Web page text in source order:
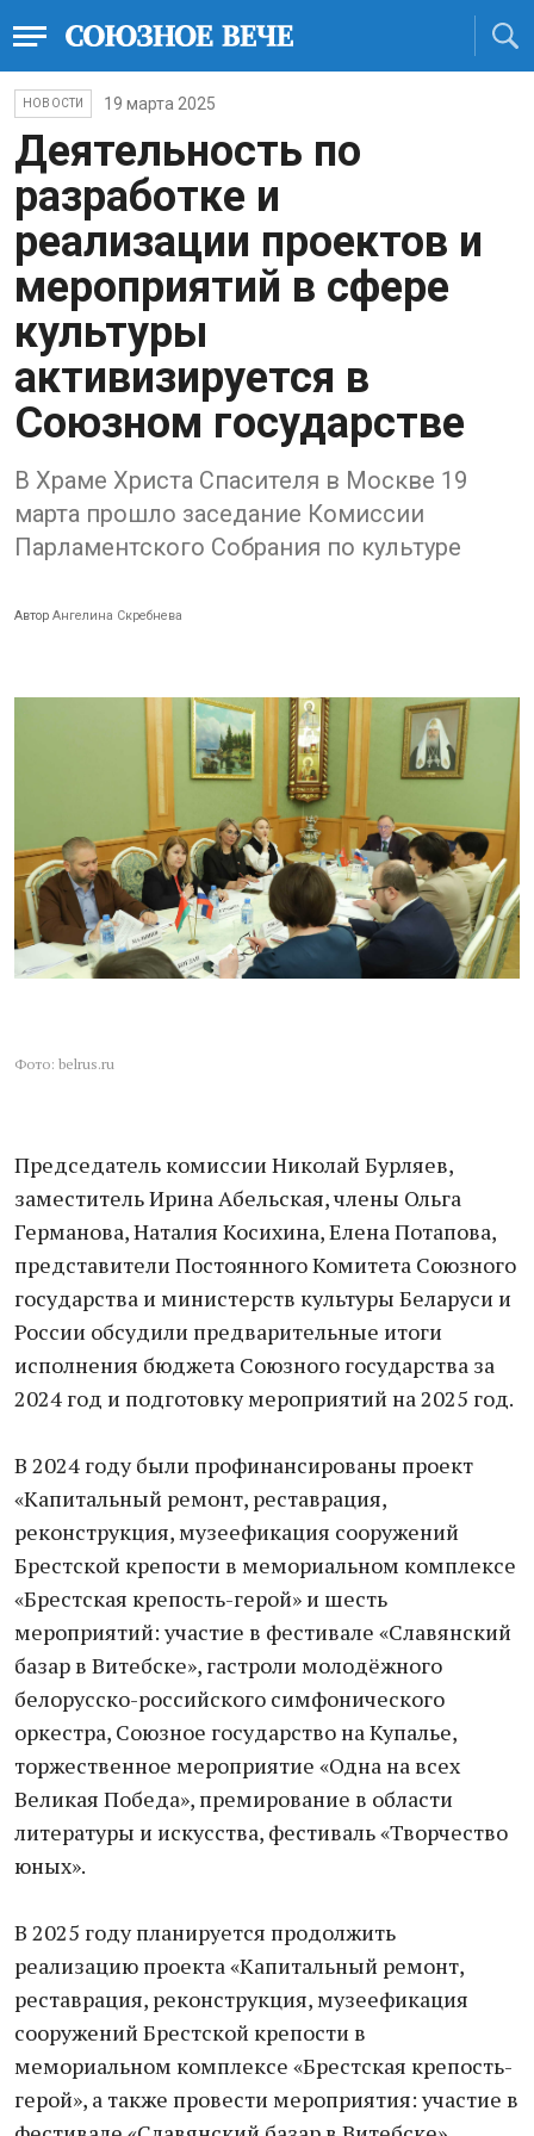
НОВОСТИ 19 марта 2025
Деятельность по
разработке и
реализации проектов и
мероприятий в сфере
культуры
активизируется в
Союзном государстве
В Храме Христа Спасителя в Москве 19
марта прошло заседание Комиссии
Парламентского Собрания по культуре
Автор Ангелина Скребнева
Фото: belrus.ru
Председатель комиссии Николай Бурляев,
заместитель Ирина Абельская, члены Ольга
Германова, Наталия Косихина, Елена Потапова,
представители Постоянного Комитета Союзного
государства и министерств культуры Беларуси и
России обсудили предварительные итоги
исполнения бюджета Союзного государства за
2024 год и подготовку мероприятий на 2025 год.
В 2024 году были профинансированы проект
«Капитальный ремонт, реставрация,
реконструкция, музеефикация сооружений
Брестской крепости в мемориальном комплексе
«Брестская крепость-герой» и шесть
мероприятий: участие в фестивале «Славянский
базар в Витебске», гастроли молодёжного
белорусско-российского симфонического
оркестра, Союзное государство на Купалье,
торжественное мероприятие «Одна на всех
Великая Победа», премирование в области
литературы и искусства, фестиваль «Творчество
юных».
В 2025 году планируется продолжить
реализацию проекта «Капитальный ремонт,
реставрация, реконструкция, музеефикация
сооружений Брестской крепости в
мемориальном комплексе «Брестская крепость-
герой», а также провести мероприятия: участие в